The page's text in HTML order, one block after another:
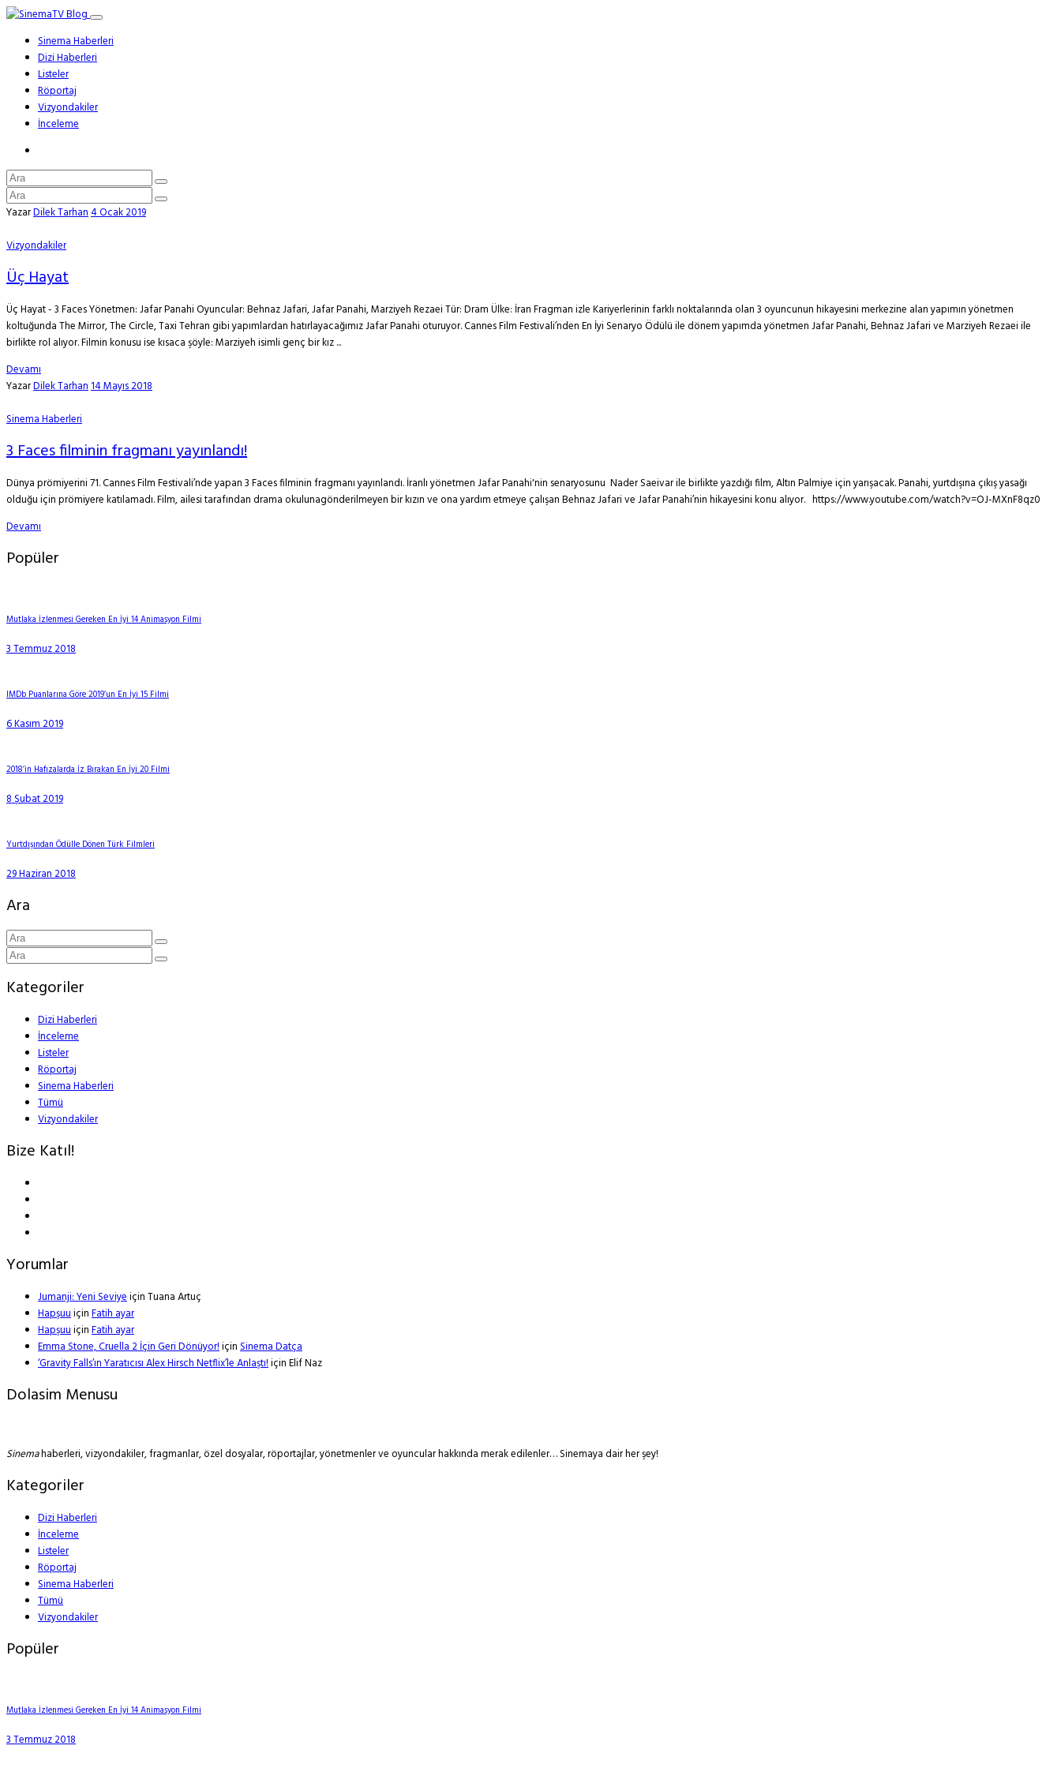
Sinema Haberleri
Dizi Haberleri
Listeler
Röportaj
Vizyondakiler
İnceleme
YazarDilek Tarhan4 Ocak 2019
Vizyondakiler
Üç Hayat
Üç Hayat - 3 Faces Yönetmen: Jafar Panahi Oyuncular: Behnaz Jafari, Jafar Panahi, Marziyeh Rezaei Tür: Dram Ülke: İran Fragman izle Kariyerlerinin farklı noktalarında olan 3 oyuncunun hikayesini merkezine alan yapımın yönetmen
koltuğunda The Mirror, The Circle, Taxi Tehran gibi yapımlardan hatırlayacağımız Jafar Panahi oturuyor. Cannes Film Festivali’nden En İyi Senaryo Ödülü ile dönem yapımda yönetmen Jafar Panahi, Behnaz Jafari ve Marziyeh Rezaei ile
birlikte rol alıyor. Filmin konusu ise kısaca şöyle: Marziyeh isimli genç bir kız ...
Devamı
YazarDilek Tarhan14 Mayıs 2018
Sinema Haberleri
3 Faces filminin fragmanı yayınlandı!
Dünya prömiyerini 71. Cannes Film Festivali’nde yapan 3 Faces filminin fragmanı yayınlandı. İranlı yönetmen Jafar Panahi'nin senaryosunu Nader Saeivar ile birlikte yazdığı film, Altın Palmiye için yarışacak. Panahi, yurtdışına çıkış yasağı
olduğu için prömiyere katılamadı. Film, ailesi tarafından drama okulunagönderilmeyen bir kızın ve ona yardım etmeye çalışan Behnaz Jafari ve Jafar Panahi’nin hikayesini konu alıyor. https://www.youtube.com/watch?v=OJ-MXnF8qz0
Devamı
Popüler
Mutlaka İzlenmesi Gereken En İyi 14 Animasyon Filmi
3 Temmuz 2018
IMDb Puanlarına Göre 2019’un En İyi 15 Filmi
6 Kasım 2019
2018’in Hafızalarda İz Bırakan En İyi 20 Filmi
8 Şubat 2019
Yurtdışından Ödülle Dönen Türk Filmleri
29 Haziran 2018
Ara
Kategoriler
Dizi Haberleri
İnceleme
Listeler
Röportaj
Sinema Haberleri
Tümü
Vizyondakiler
Bize Katıl!
Yorumlar
Jumanji: Yeni SeviyeiçinTuana Artuç
HapşuuiçinFatih ayar
HapşuuiçinFatih ayar
Emma Stone, Cruella 2 İçin Geri Dönüyor!içinSinema Datça
‘Gravity Falls’ın Yaratıcısı Alex Hirsch Netflix’le Anlaştı!içinElif Naz
Dolasim Menusu
Sinemahaberleri, vizyondakiler, fragmanlar, özel dosyalar, röportajlar, yönetmenler ve oyuncular hakkında merak edilenler… Sinemaya dair her şey!
Kategoriler
Dizi Haberleri
İnceleme
Listeler
Röportaj
Sinema Haberleri
Tümü
Vizyondakiler
Popüler
Mutlaka İzlenmesi Gereken En İyi 14 Animasyon Filmi
3 Temmuz 2018